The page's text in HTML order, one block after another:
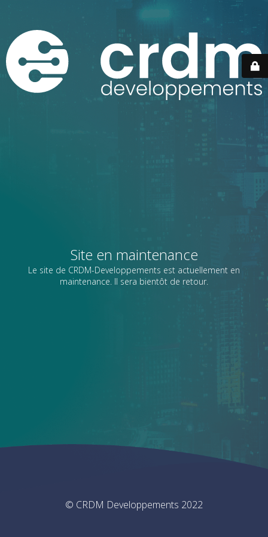
Site en maintenance
Le site de CRDM-Developpements est actuellement en
maintenance. Il sera bientôt de retour.
© CRDM Developpements 2022